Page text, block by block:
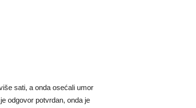
sati, a onda osećali umor
odgovor potvrdan, onda je